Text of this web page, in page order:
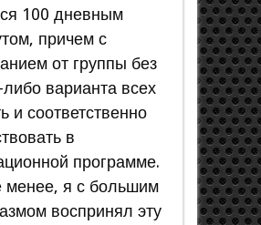
100 дневным
причем с
от группы без
либо варианта всех
и соответственно
в
программе.
менее, я с большим
воспринял эту